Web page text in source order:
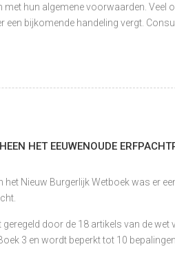
met hun algemene voorwaarden. Veel
een bijkomende handeling vergt.
HET EEUWENOUDE
het Nieuw Burgerlijk Wetboek was er
door de 18 artikels van de
3 en wordt beperkt tot 10 bepalingen.